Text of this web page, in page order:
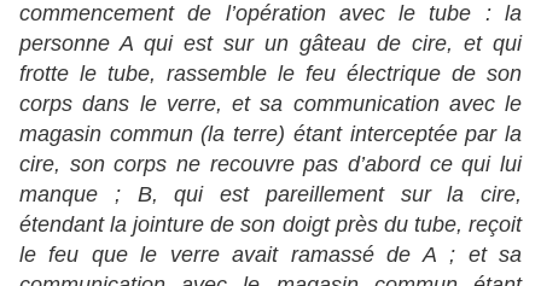
commencement de l’opération avec le tube : la
personne A qui est sur un gâteau de cire, et qui
frotte le tube, rassemble le feu électrique de son
corps dans le verre, et sa communication avec le
magasin commun (la terre) étant interceptée par la
cire, son corps ne recouvre pas d’abord ce qui lui
manque ; B, qui est pareillement sur la cire,
étendant la jointure de son doigt près du tube, reçoit
le feu que le verre avait ramassé de A ; et sa